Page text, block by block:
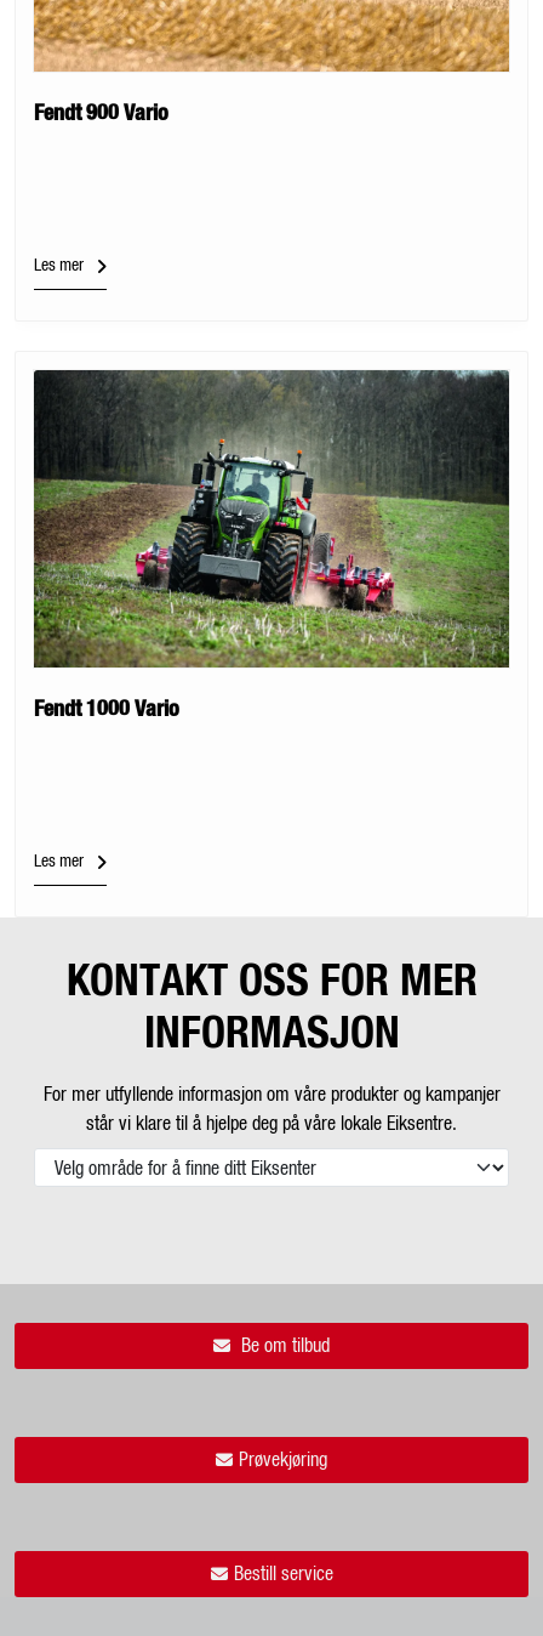
Fendt 900 Vario
Les mer
Fendt 1000 Vario
Les mer
KONTAKT OSS FOR MER
INFORMASJON
For mer utfyllende informasjon om våre produkter og kampanjer
står vi klare til å hjelpe deg på våre lokale Eiksentre.
Be om tilbud
Prøvekjøring
Bestill service